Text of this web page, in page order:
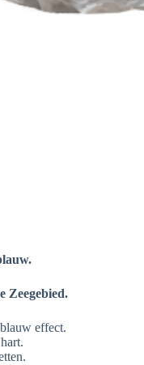
Zeegebied.
effect.